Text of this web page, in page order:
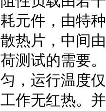
耗元件，由特
散热片，中间
荷测试的需要
匀，运行温度
工作无红热。